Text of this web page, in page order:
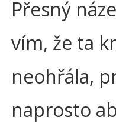
Přesný
vím, že ta
neohřála,
naprosto